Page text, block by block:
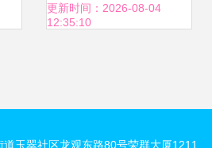
——探寻绩效、薪
更新时间：2026-08-04
12:35:10
玉翠社区龙观东路80号荣群大厦1211